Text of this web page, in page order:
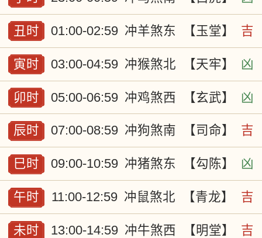
丑时 01:00-02:59 冲羊煞东 【玉堂】 吉
寅时 03:00-04:59 冲猴煞北 【天牢】 凶
卯时 05:00-06:59 冲鸡煞西 【玄武】 凶
辰时 07:00-08:59 冲狗煞南 【司命】 吉
巳时 09:00-10:59 冲猪煞东 【勾陈】 凶
午时 11:00-12:59 冲鼠煞北 【青龙】 吉
未时 13:00-14:59 冲牛煞西 【明堂】 吉